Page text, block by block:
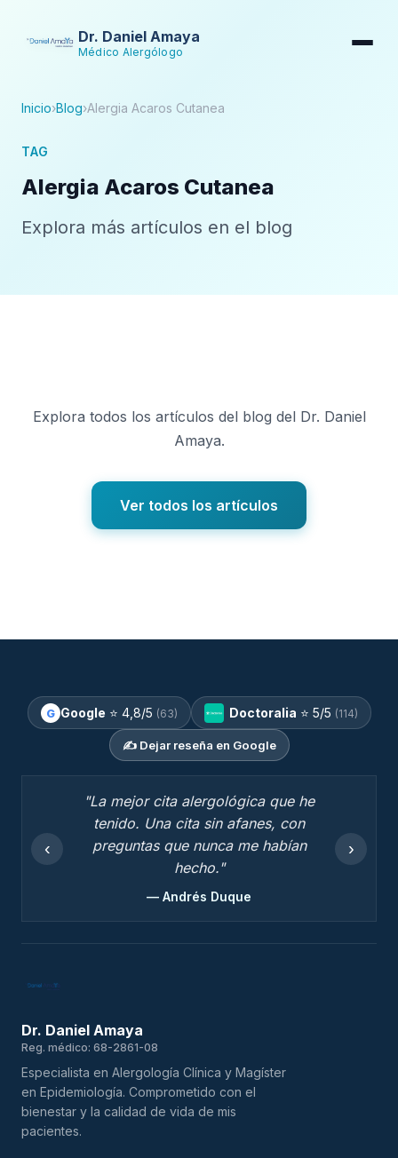
Dr. Daniel Amaya
Médico Alergólogo
Inicio›Blog›Alergia Acaros Cutanea
TAG
Alergia Acaros Cutanea
Explora más artículos en el blog
Explora todos los artículos del blog del Dr. Daniel
Amaya.
Ver todos los artículos
G Google ⭐ 4,8/5 (63) Doctoralia ⭐ 5/5 (114)
✍️ Dejar reseña en Google
"La mejor cita alergológica que he
tenido. Una cita sin afanes, con
preguntas que nunca me habían
hecho."
— Andrés Duque
‹ ›
Dr. Daniel Amaya
Reg. médico: 68-2861-08
Especialista en Alergología Clínica y Magíster
en Epidemiología. Comprometido con el
bienestar y la calidad de vida de mis
pacientes.